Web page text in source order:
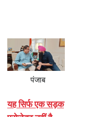
पंजाब
यह सिर्फ एक सड़क